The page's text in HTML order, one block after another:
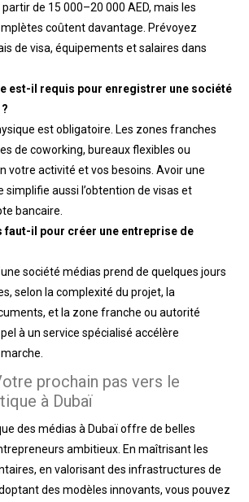
de 15 000–20 000 AED, mais les
coûtent davantage. Prévoyez
de visa, équipements et salaires dans
est-il requis pour enregistrer une société
est obligatoire. Les zones franches
de coworking, bureaux flexibles ou
votre activité et vos besoins. Avoir une
simplifie aussi l’obtention de visas et
bancaire.
faut-il pour créer une entreprise de
société médias prend de quelques jours
selon la complexité du projet, la
et la zone franche ou autorité
à un service spécialisé accélère
prochain pas vers le
à Dubaï
des médias à Dubaï offre de belles
ambitieux. En maîtrisant les
en valorisant des infrastructures de
des modèles innovants, vous pouvez